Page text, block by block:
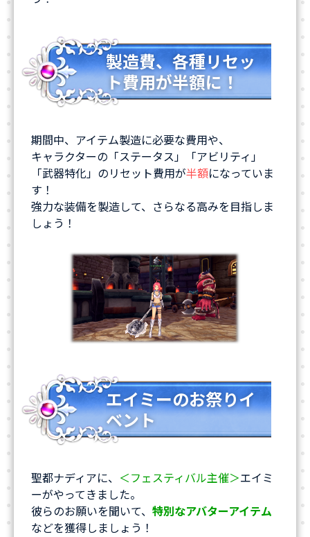
製造費、各種リセッ
ト費用が半額に！
期間中、アイテム製造に必要な費用や、
キャラクターの「ステータス」「アビリティ」
「武器特化」のリセット費用が半額になっていま
す！
強力な装備を製造して、さらなる高みを目指しま
しょう！
エイミーのお祭りイ
ベント
聖都ナディアに、 ＜フェスティバル主催＞エイミ
ーがやってきました。
彼らのお願いを聞いて、 特別なアバターアイテム
などを獲得しましょう！